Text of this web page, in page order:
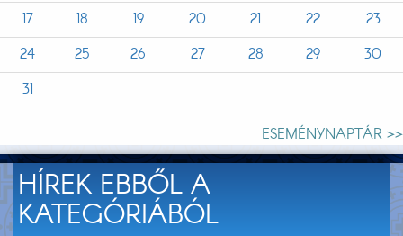
17
18 19 20 21 22
23
24
25 26 27 28 29
30
31
ESEMÉNYNAPTÁR >>
HÍREK EBBŐL A
KATEGÓRIÁBÓL